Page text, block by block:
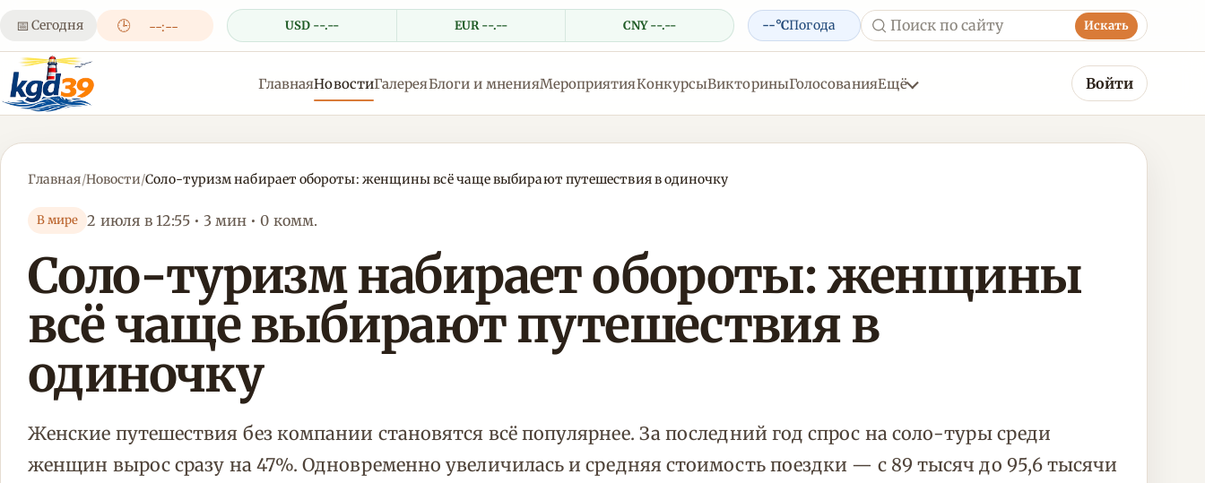
📅 Сегодня 🕒 --:-- USD --.-- EUR --.-- CNY --.-- --°CПогода Искать
ГлавнаяНовостиГалереяБлоги и мненияМероприятияКонкурсыВикториныГолосованияЕщё Войти
Главная/Новости/Соло-туризм набирает обороты: женщины всё чаще выбирают путешествия в одиночку
В мире 2 июля в 12:55 • 3 мин • 0 комм.
Соло-туризм набирает обороты: женщины
всё чаще выбирают путешествия в
одиночку
Женские путешествия без компании становятся всё популярнее. За последний год спрос на соло-туры среди
женщин вырос сразу на 47%. Одновременно увеличилась и средняя стоимость поездки — с 89 тысяч до 95,6 тысячи